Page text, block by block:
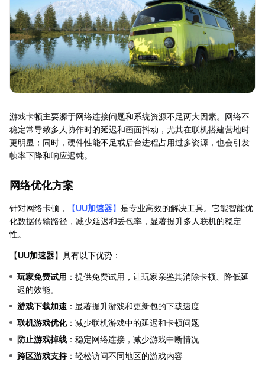
游戏卡顿主要源于网络连接问题和系统资源不足两大因素。网络不
稳定常导致多人协作时的延迟和画面抖动，尤其在联机搭建营地时
更明显；同时，硬件性能不足或后台进程占用过多资源，也会引发
帧率下降和响应迟钝。
网络优化方案
针对网络卡顿， 【UU加速器】 是专业高效的解决工具。它能智能优
化数据传输路径，减少延迟和丢包率，显著提升多人联机的稳定
性。
【UU加速器】具有以下优势：
玩家免费试用 ：提供免费试用，让玩家亲鉴其消除卡顿、降低延
迟的效能。
游戏下载加速 ：显著提升游戏和更新包的下载速度
联机游戏优化：减少联机游戏中的延迟和卡顿问题
防止游戏掉线 ：稳定网络连接，减少游戏中断情况
跨区游戏支持：轻松访问不同地区的游戏内容